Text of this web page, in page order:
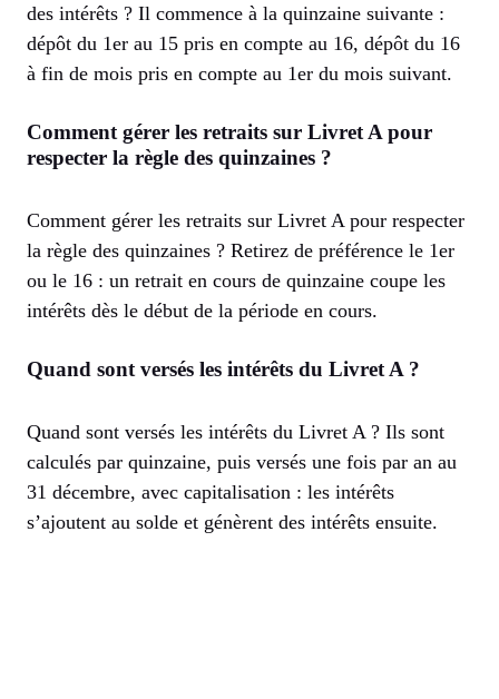
des intérêts ? Il commence à la quinzaine suivante :
dépôt du 1er au 15 pris en compte au 16, dépôt du 16
à fin de mois pris en compte au 1er du mois suivant.
Comment gérer les retraits sur Livret A pour
respecter la règle des quinzaines ?
Comment gérer les retraits sur Livret A pour respecter
la règle des quinzaines ? Retirez de préférence le 1er
ou le 16 : un retrait en cours de quinzaine coupe les
intérêts dès le début de la période en cours.
Quand sont versés les intérêts du Livret A ?
Quand sont versés les intérêts du Livret A ? Ils sont
calculés par quinzaine, puis versés une fois par an au
31 décembre, avec capitalisation : les intérêts
s’ajoutent au solde et génèrent des intérêts ensuite.